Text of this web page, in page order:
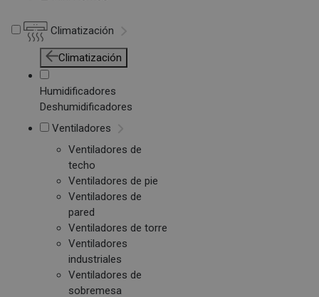
Climatización
Climatización
Humidificadores
Deshumidificadores
Ventiladores
Ventiladores de
techo
Ventiladores de pie
Ventiladores de
pared
Ventiladores de torre
Ventiladores
industriales
Ventiladores de
sobremesa